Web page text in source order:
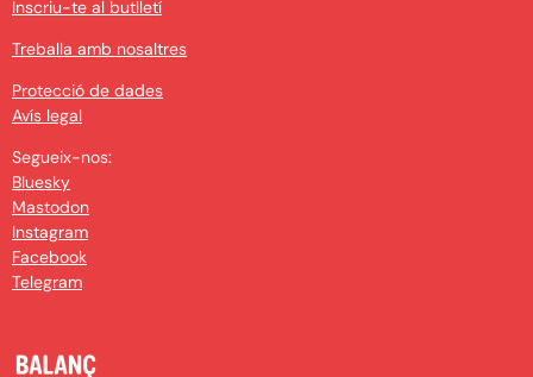
Inscriu-te al butlletí
Treballa amb nosaltres
Protecció de dades
Avís legal
Segueix-nos:
Bluesky
Mastodon
Instagram
Facebook
Telegram